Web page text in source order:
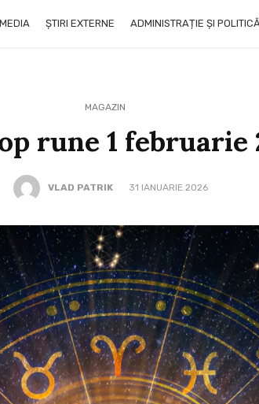
MEDIA ȘTIRI EXTERNE ADMINISTRAȚIE ȘI
MAGAZIN
rune 1 februarie
VLAD PATRIK 31 IANUARIE 2026